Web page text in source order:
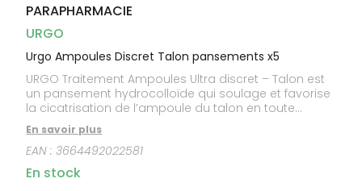
PARAPHARMACIE
URGO
Urgo Ampoules Discret Talon pansements x5
URGO Traitement Ampoules Ultra discret – Talon est
un pansement hydrocolloïde qui soulage et favorise
la cicatrisation de l’ampoule du talon en toute
discrétion.
En savoir plus
EAN :3664492022581
En stock